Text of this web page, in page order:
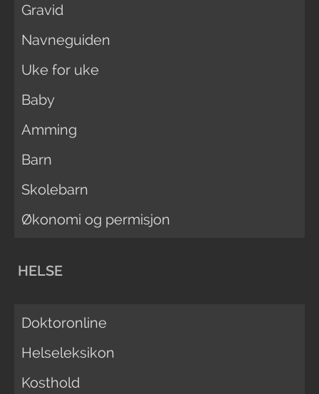
Gravid
Navneguiden
Uke for uke
Baby
Amming
Barn
Skolebarn
Økonomi og permisjon
HELSE
Doktoronline
Helseleksikon
Kosthold